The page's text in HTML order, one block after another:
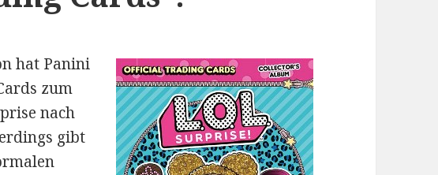
hat Panini
zum
nach
gibt